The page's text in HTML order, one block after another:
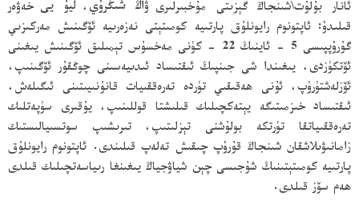
ئانار بۇلۇت\شىنجاڭ گېزىتى مۇخبىرلىرى ۋاڭ شىڭرۇي ، ليۇ يى خەۋەر
قىلىدۇ: ئاپتونوم رايونلۇق پارتىيە كومىتېتى نەزەرىيە ئۆگىنىش مەركىزىي
گۇرۇپپىسى 5 - ئاينىڭ 22 - كۈنى مەخسۇس تېمىلىق ئۆگىنىش يىغىنى
ئۆتكۈزدى، يىغىندا شى جىنپىڭ ئىقتىساد ئىدىيەسىنى چوڭقۇر ئۆگىنىپ،
ئۆزلەشتۈرۈپ، ئۇنى ھەقىقىي تۈردە تەرەققىيات قانۇنىيىتىنى ئىگىلەش،
ئىقتىساد خىزمىتىگە يېتەكچىلىك قىلىشتا قوللىنىپ، يۇقىرى سۈپەتلىك
تەرەققىياتقا تۈرتكە بولۇشنى تېزلىتىپ، تىرىشىپ سوتسىيالىستىك
زامانىۋىلاشقان شىنجاڭ قۇرۇپ چىقىش تەلەپ قىلىندى. ئاپتونوم رايونلۇق
پارتىيە كومىتېتىنىڭ شۇجىسى چېن شياۋجياڭ يىغىنغا رىياسەتچىلىك قىلدى
ھەم سۆز قىلدى.